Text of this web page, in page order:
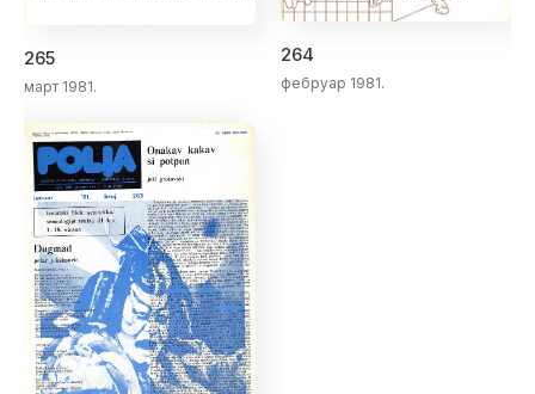
265
март 1981.
264
фебруар 1981.